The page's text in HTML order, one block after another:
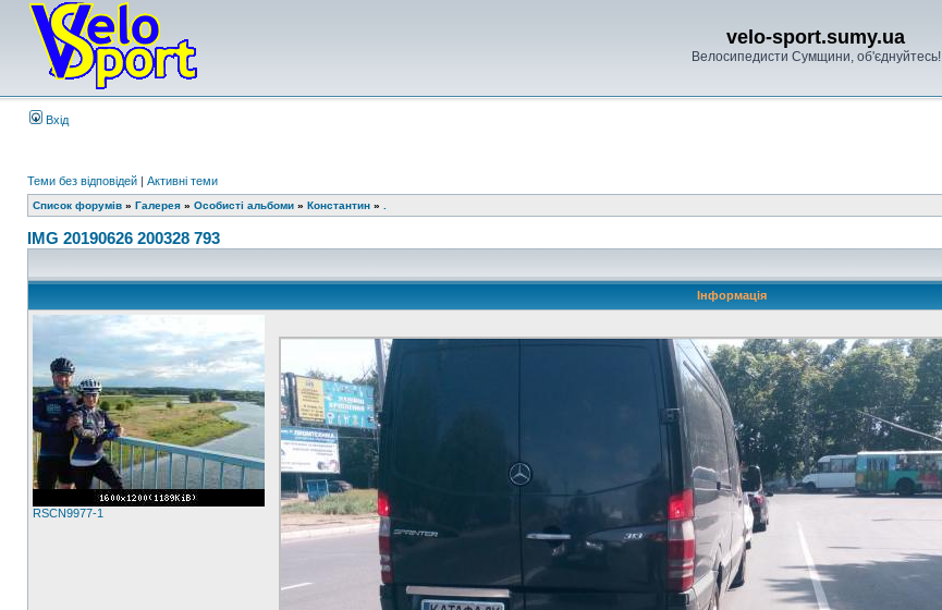
velo-sport.sumy.ua
Велосипедисти Сумщини, об'єднуйтесь!
Вхід
Теми без відповідей | Активні теми
Список форумів » Галерея » Особисті альбоми » Константин »
IMG 20190626 200328 793
Інформація
RSCN9977-1